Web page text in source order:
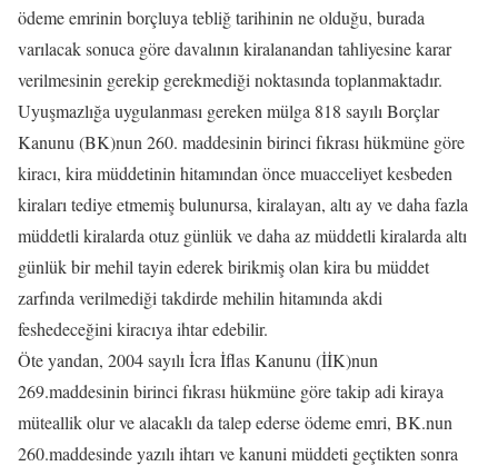
ödeme emrinin borçluya tebliğ tarihinin ne olduğu, burada
varılacak sonuca göre davalının kiralanandan tahliyesine karar
verilmesinin gerekip gerekmediği noktasında toplanmaktadır.
Uyuşmazlığa uygulanması gereken mülga 818 sayılı Borçlar
Kanunu (BK)nun 260. maddesinin birinci fıkrası hükmüne göre
kiracı, kira müddetinin hitamından önce muacceliyet kesbeden
kiraları tediye etmemiş bulunursa, kiralayan, altı ay ve daha fazla
müddetli kiralarda otuz günlük ve daha az müddetli kiralarda altı
günlük bir mehil tayin ederek birikmiş olan kira bu müddet
zarfında verilmediği takdirde mehilin hitamında akdi
feshedeceğini kiracıya ihtar edebilir.
Öte yandan, 2004 sayılı İcra İflas Kanunu (İİK)nun
269.maddesinin birinci fıkrası hükmüne göre takip adi kiraya
müteallik olur ve alacaklı da talep ederse ödeme emri, BK.nun
260.maddesinde yazılı ihtarı ve kanuni müddeti geçtikten sonra